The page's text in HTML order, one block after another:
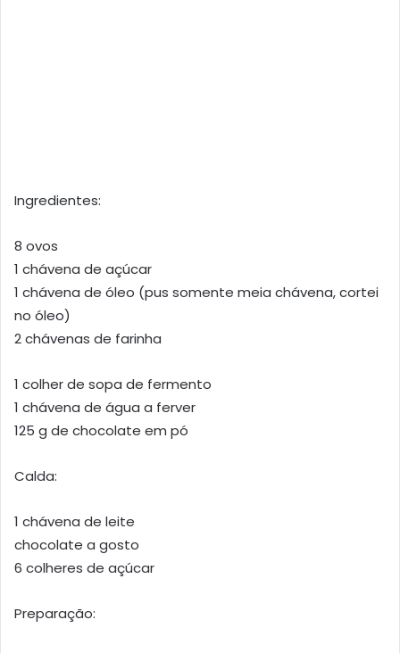
Ingredientes:
8 ovos
1 chávena de açúcar
1 chávena de óleo (pus somente meia chávena, cortei
no óleo)
2 chávenas de farinha
1 colher de sopa de fermento
1 chávena de água a ferver
125 g de chocolate em pó
Calda:
1 chávena de leite
chocolate a gosto
6 colheres de açúcar
Preparação: